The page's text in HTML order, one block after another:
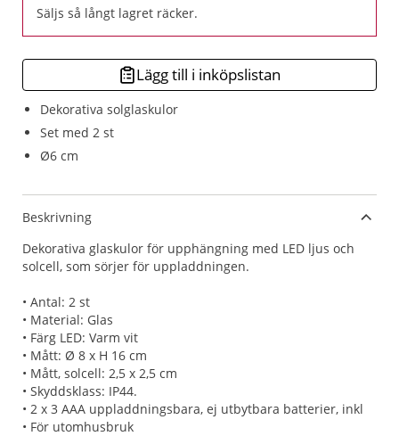
Dekorativa solglaskulor
Set med 2 st
Ø6 cm
Säljs så långt lagret räcker.
Lägg till i inköpslistan
Beskrivning
Dekorativa glaskulor för upphängning med LED ljus och
solcell, som sörjer för uppladdningen.
• Antal: 2 st
• Material: Glas
• Färg LED: Varm vit
• Mått: Ø 8 x H 16 cm
• Mått, solcell: 2,5 x 2,5 cm
• Skyddsklass: IP44.
• 2 x 3 AAA uppladdningsbara, ej utbytbara batterier, inkl
• För utomhusbruk